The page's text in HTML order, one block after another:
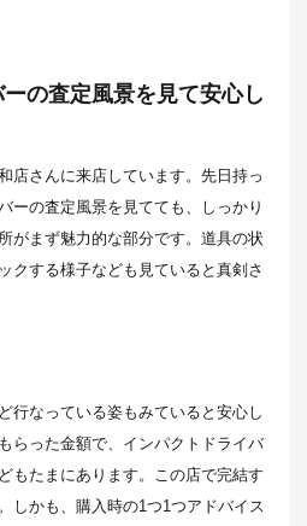
の査定風景を見て安心し
店さんに来店しています。先日持っ
ーの査定風景を見てても、しっかり
がまず魅力的な部分です。道具の状
クする様子なども見ていると真剣さ
行なっている姿もみていると安心し
らった金額で、インパクトドライバ
もたまにあります。この店で完結す
しかも、購入時の1つ1つアドバイス